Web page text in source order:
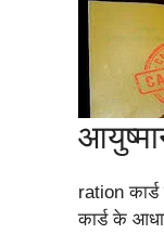
ration
कार्ड के